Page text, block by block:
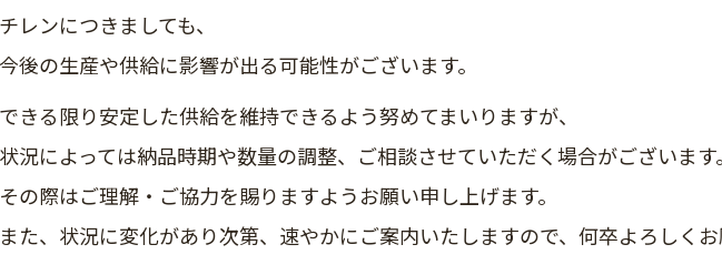
チレンにつきましても、
今後の生産や供給に影響が出る可能性がございます。
できる限り安定した供給を維持できるよう努めてまいりますが、
状況によっては納品時期や数量の調整、ご相談させていただく場合がございます。
その際はご理解・ご協力を賜りますようお願い申し上げます。
また、状況に変化があり次第、速やかにご案内いたしますので、何卒よろしくお